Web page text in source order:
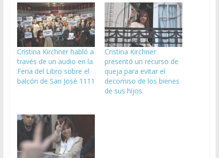
Cristina Kirchner habló a
través de un audio en la
Feria del Libro sobre el
balcón de San José 1111
Cristina Kirchner
presentó un recurso de
queja para evitar el
decomiso de los bienes
de sus hijos